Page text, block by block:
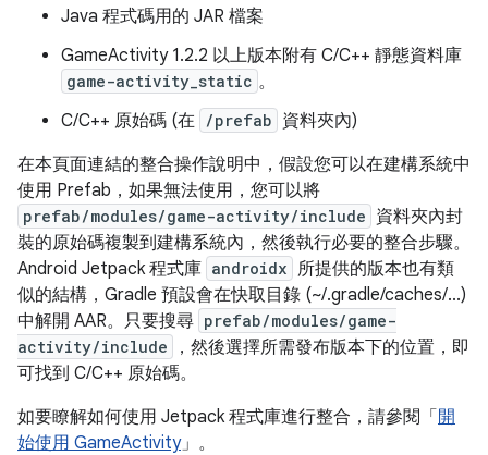
Java 程式碼用的 JAR 檔案
GameActivity 1.2.2 以上版本附有 C/C++ 靜態資料庫
game-activity_static 。
C/C++ 原始碼 (在
/prefab 資料夾內)
在本頁面連結的整合操作說明中，假設您可以在建構系統中
使用 Prefab，如果無法使用，您可以將
prefab/modules/game-activity/include 資料夾內封
裝的原始碼複製到建構系統內，然後執行必要的整合步驟。
Android Jetpack 程式庫 androidx 所提供的版本也有類
似的結構，Gradle 預設會在快取目錄 (~/.gradle/caches/...)
中解開 AAR。只要搜尋 prefab/modules/game-
activity/include
，然後選擇所需發布版本下的位置，即
可找到 C/C++ 原始碼。
如要瞭解如何使用 Jetpack 程式庫進行整合，請參閱「開
始使用 GameActivity」。